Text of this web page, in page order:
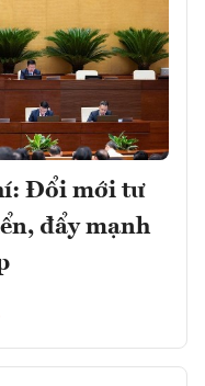
Đổi mới tư
đẩy mạnh